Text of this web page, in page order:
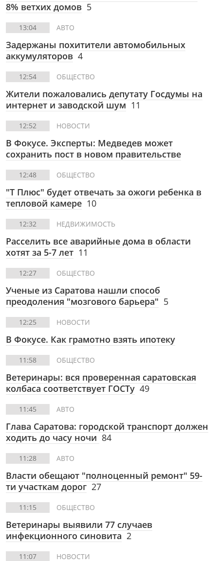
8% ветхих домов 5
13:04 АВТО
Задержаны похитители автомобильных
аккумуляторов 4
12:54 ОБЩЕСТВО
Жители пожаловались депутату Госдумы на
интернет и заводской шум 11
12:52 НОВОСТИ
В Фокусе. Эксперты: Медведев может
сохранить пост в новом правительстве
12:48 ОБЩЕСТВО
"Т Плюс" будет отвечать за ожоги ребенка в
тепловой камере 10
12:32 НЕДВИЖИМОСТЬ
Расселить все аварийные дома в области
хотят за 5-7 лет 11
12:27 ОБЩЕСТВО
Ученые из Саратова нашли способ
преодоления "мозгового барьера" 5
12:25 НОВОСТИ
В Фокусе. Как грамотно взять ипотеку
11:58 ОБЩЕСТВО
Ветеринары: вся проверенная саратовская
колбаса соответствует ГОСТу 49
11:45 АВТО
Глава Саратова: городской транспорт должен
ходить до часу ночи 84
11:28 АВТО
Власти обещают "полноценный ремонт" 59-
ти участкам дорог 27
11:15 ОБЩЕСТВО
Ветеринары выявили 77 случаев
инфекционного синовита 2
11:07 НОВОСТИ